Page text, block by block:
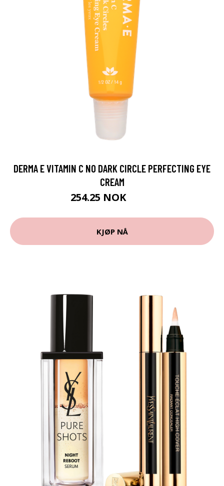
DERMA E VITAMIN C NO DARK CIRCLE PERFECTING EYE
CREAM
254.25 NOK
KJØP NÅ